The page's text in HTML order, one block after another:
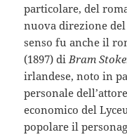
particolare, del
nuova direzione
senso fu anche il
(1897) diBram
irlandese, noto in
personale
economico del
popolare il